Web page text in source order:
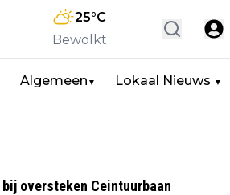
25°C
Bewolkt
Algemeen ▼ Lokaal Nieuws ▼
oversteken Ceintuurbaan